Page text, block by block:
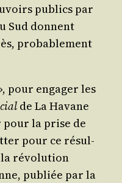
publics par
Sud donnent
pro­ba­ble­ment
pour enga­ger les
de La Havane
la prise de
pour ce résul­
la révo­lu­tion
publiée par la